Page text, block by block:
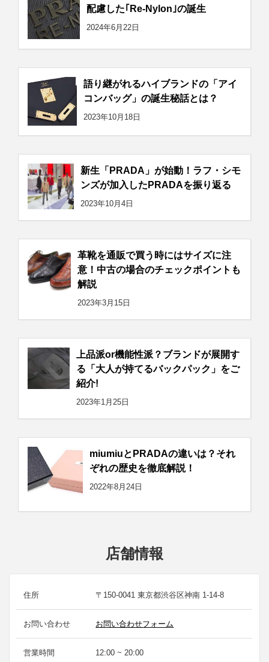
配慮した｢Re-Nylon｣の誕生
2024年6月22日
語り継がれるハイブランドの「アイ
コンバッグ」の誕生秘話とは？
2023年10月18日
新生「PRADA」が始動！ラフ・シモ
ンズが加入したPRADAを振り返る
2023年10月4日
革靴を通販で買う時にはサイズに注
意！中古の場合のチェックポイントも
解説
2023年3月15日
上品派or機能性派？ブランドが展開す
る「大人が持てるバックパック」をご
紹介!
2023年1月25日
miumiuとPRADAの違いは？それ
ぞれの歴史を徹底解説！
2022年8月24日
店舗情報
住所 〒150-0041 東京都渋谷区神南 1-14-8
お問い合わせ お問い合わせフォーム
営業時間 12:00 ~ 20:00